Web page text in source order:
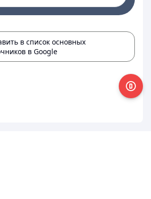
в список основных
в Google